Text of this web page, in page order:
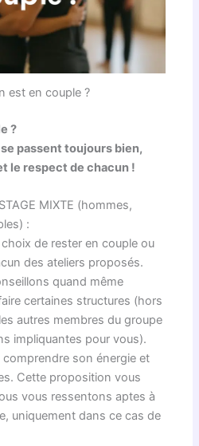
est en couple ?
?
passent toujours bien,
le respect de chacun !
MIXTE (hommes,
:
de rester en couple ou
des ateliers proposés.
quand même
certaines structures (hors
autres membres du groupe
impliquantes pour vous).
comprendre son énergie et
Cette proposition vous
vous ressentons aptes à
uniquement dans ce cas de